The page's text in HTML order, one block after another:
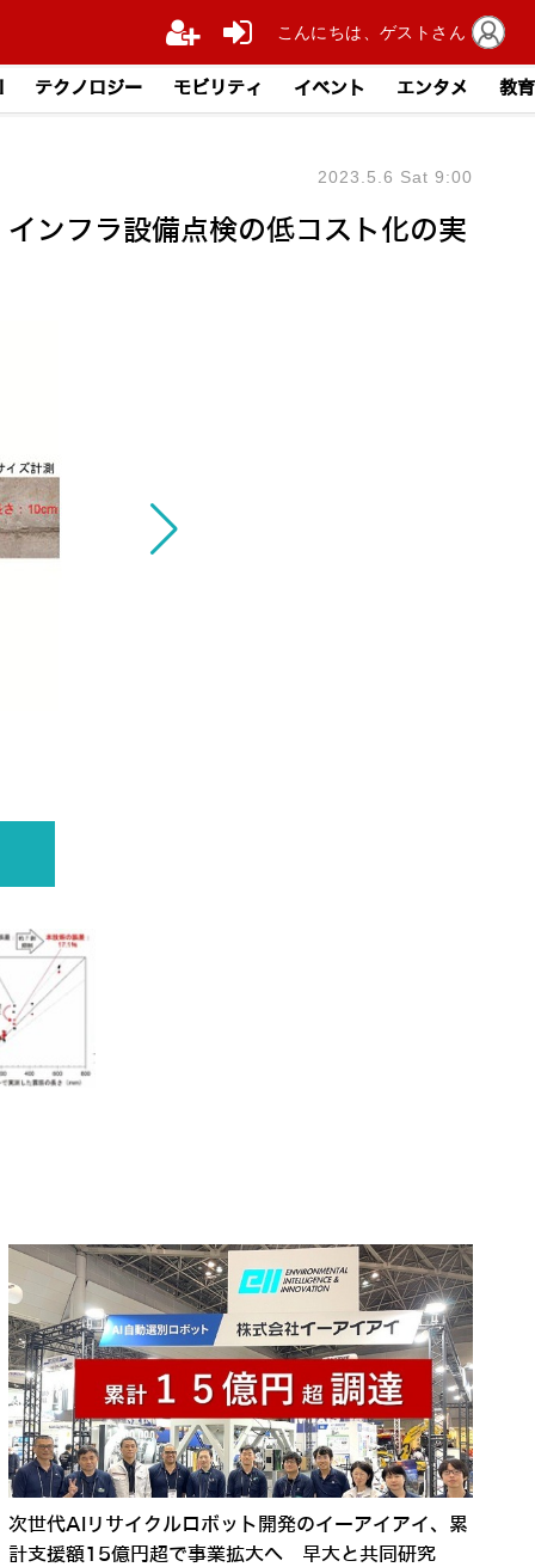
テクノロジー モビリティ イベント エンタメ 教育
ンフラ設備点検の低コスト化の実
2023.5.6 Sat 9:00
次世代AIリサイクルロボット開発のイーアイアイ、累
計支援額15億円超で事業拡大へ 早大と共同研究
こんにちは、ゲストさん